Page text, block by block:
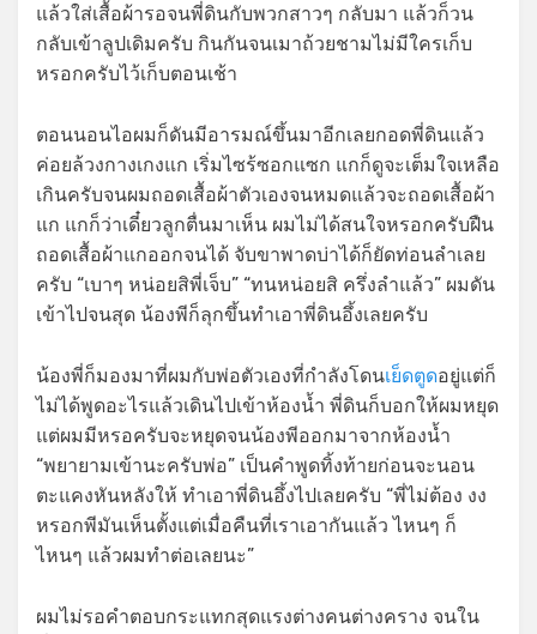
แล้วใส่เสื้อผ้ารอจนพี่ดินกับพวกสาวๆ กลับมา แล้วก็วน
กลับเข้าลูปเดิมครับ กินกันจนเมาถ้วยชามไม่มีใครเก็บ
หรอกครับไว้เก็บตอนเช้า
ตอนนอนไอผมก็ดันมีอารมณ์ขึ้นมาอีกเลยกอดพี่ดินแล้ว
ค่อยล้วงกางเกงแก เริ่มไซร้ซอกแซก แกก็ดูจะเต็มใจเหลือ
เกินครับจนผมถอดเสื้อผ้าตัวเองจนหมดแล้วจะถอดเสื้อผ้า
แก แกก็ว่าเดี๋ยวลูกตื่นมาเห็น ผมไม่ได้สนใจหรอกครับฝืน
ถอดเสื้อผ้าแกออกจนได้ จับขาพาดบ่าได้ก็ยัดท่อนลำเลย
ครับ “เบาๆ หน่อยสิพี่เจ็บ” “ทนหน่อยสิ ครึ่งลำแล้ว” ผมดัน
เข้าไปจนสุด น้องพีก็ลุกขึ้นทำเอาพี่ดินอึ้งเลยครับ
น้องพี่ก็มองมาที่ผมกับพ่อตัวเองที่กำลังโดนเย็ดตูดอยู่แต่ก็
ไม่ได้พูดอะไรแล้วเดินไปเข้าห้องน้ำ พี่ดินก็บอกให้ผมหยุด
แต่ผมมีหรอครับจะหยุดจนน้องพีออกมาจากห้องน้ำ
“พยายามเข้านะครับพ่อ” เป็นคำพูดทิ้งท้ายก่อนจะนอน
ตะแคงหันหลังให้ ทำเอาพี่ดินอึ้งไปเลยครับ “พี่ไม่ต้อง งง
หรอกพีมันเห็นตั้งแต่เมื่อคืนที่เราเอากันแล้ว ไหนๆ ก็
ไหนๆ แล้วผมทำต่อเลยนะ”
ผมไม่รอคำตอบกระแทกสุดแรงต่างคนต่างคราง จนใน